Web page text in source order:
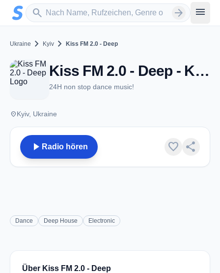
Zum Hauptinhalt springen
search
Sender suchen arrow_forward menu
Ukraine chevron_right Kyiv chevron_right Kiss FM 2.0 - Deep
Kiss FM 2.0 - Deep - Kyiv
24H non stop dance music!
placeKyiv, Ukraine
play_arrow Radio hören favorite share
Dance Deep House Electronic
Über Kiss FM 2.0 - Deep